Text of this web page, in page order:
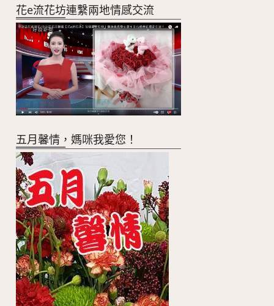
花e流花坊連繫兩地情感交流
五月馨情，媽咪我愛您！